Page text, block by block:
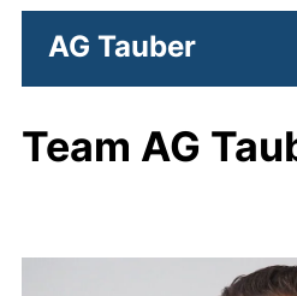
AG Tauber
Team AG